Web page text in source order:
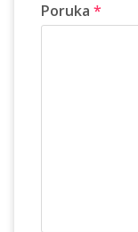
Poruka *